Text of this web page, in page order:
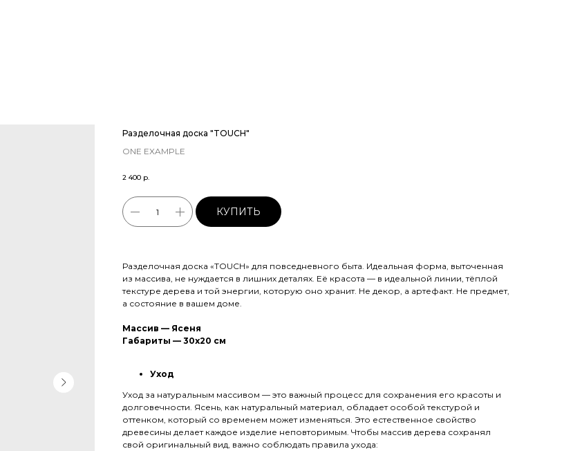
Разделочная доска "TOUCH"
ONE EXAMPLE
2 400 р.
КУПИТЬ
Разделочная доска «TOUCH» для повседневного быта. Идеальная форма, выточенная
из массива, не нуждается в лишних деталях. Её красота — в идеальной линии, тёплой
текстуре дерева и той энергии, которую оно хранит. Не декор, а артефакт. Не предмет,
а состояние в вашем доме.
Массив — Ясеня
Габариты — 30x20 см
Уход
Уход за натуральным массивом — это важный процесс для сохранения его красоты и
долговечности. Ясень, как натуральный материал, обладает особой текстурой и
оттенком, который со временем может изменяться. Это естественное свойство
древесины делает каждое изделие неповторимым. Чтобы массив дерева сохранял
свой оригинальный вид, важно соблюдать правила ухода: